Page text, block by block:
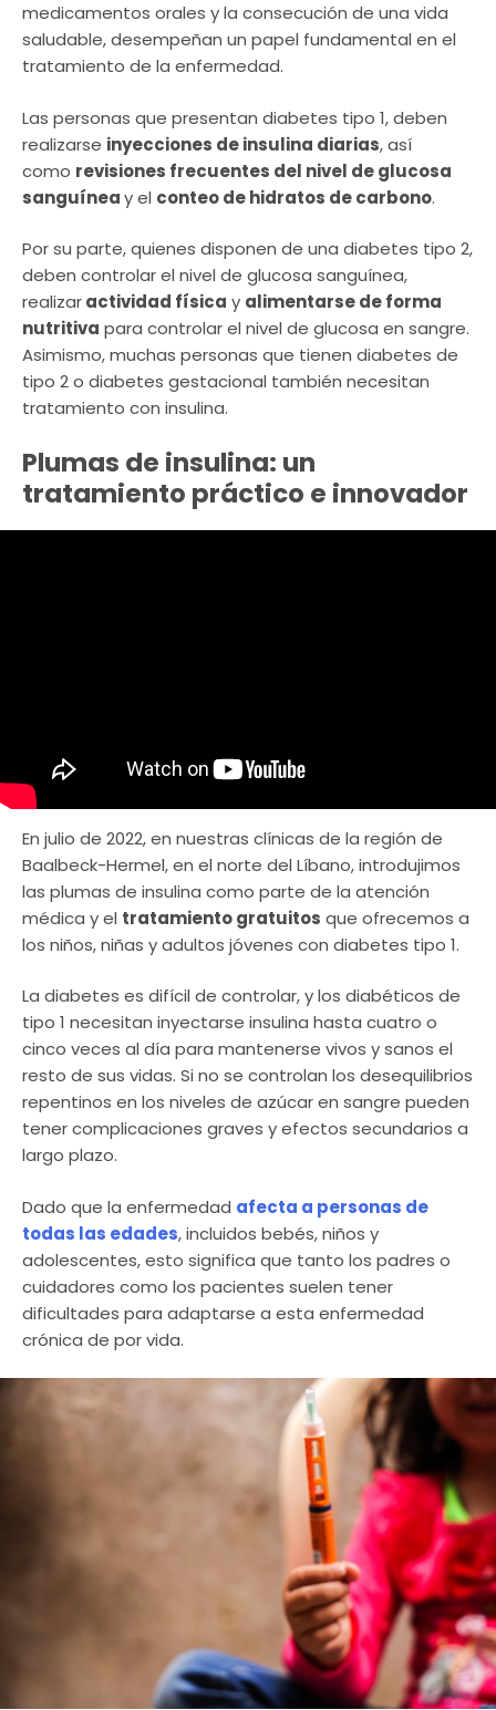
medicamentos orales y la consecución de una vida
saludable, desempeñan un papel fundamental en el
tratamiento de la enfermedad.
Las personas que presentan diabetes tipo 1, deben
realizarse inyecciones de insulina diarias, así
como revisiones frecuentes del nivel de glucosa
sanguíneay el conteo de hidratos de carbono.
Por su parte, quienes disponen de una diabetes tipo 2,
deben controlar el nivel de glucosa sanguínea,
realizaractividad física y alimentarse de forma
nutritiva para controlar el nivel de glucosa en sangre.
Asimismo, muchas personas que tienen diabetes de
tipo 2 o diabetes gestacional también necesitan
tratamiento con insulina.
Plumas de insulina: un
tratamiento práctico e innovador
En julio de 2022, en nuestras clínicas de la región de
Baalbeck-Hermel, en el norte del Líbano, introdujimos
las plumas de insulina como parte de la atención
médica y el tratamiento gratuitos que ofrecemos a
los niños, niñas y adultos jóvenes con diabetes tipo 1.
La diabetes es difícil de controlar, y los diabéticos de
tipo 1 necesitan inyectarse insulina hasta cuatro o
cinco veces al día para mantenerse vivos y sanos el
resto de sus vidas. Si no se controlan los desequilibrios
repentinos en los niveles de azúcar en sangre pueden
tener complicaciones graves y efectos secundarios a
largo plazo.
Dado que la enfermedad afecta a personas de
todas las edades, incluidos bebés, niños y
adolescentes, esto significa que tanto los padres o
cuidadores como los pacientes suelen tener
dificultades para adaptarse a esta enfermedad
crónica de por vida.